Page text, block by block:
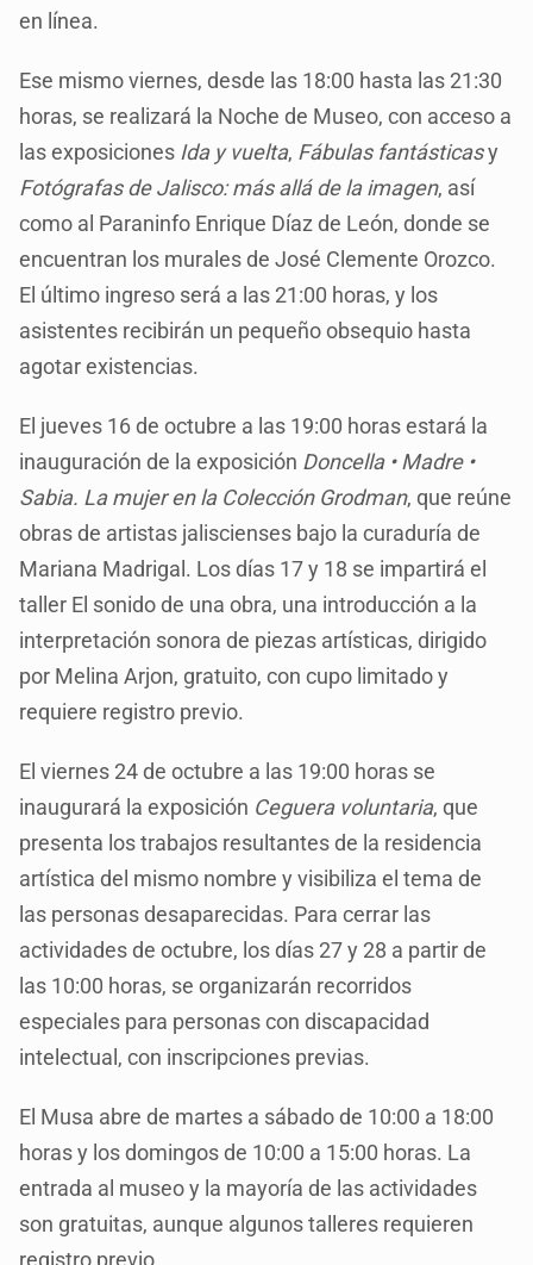
en línea.
Ese mismo viernes, desde las 18:00 hasta las 21:30
horas, se realizará la Noche de Museo, con acceso a
las exposiciones Ida y vuelta, Fábulas fantásticasy
Fotógrafas de Jalisco: más allá de la imagen, así
como al Paraninfo Enrique Díaz de León, donde se
encuentran los murales de José Clemente Orozco.
El último ingreso será a las 21:00 horas, y los
asistentes recibirán un pequeño obsequio hasta
agotar existencias.
El jueves 16 de octubre a las 19:00 horas estará la
inauguración de la exposición Doncella • Madre •
Sabia. La mujer en la Colección Grodman, que reúne
obras de artistas jaliscienses bajo la curaduría de
Mariana Madrigal. Los días 17 y 18 se impartirá el
taller El sonido de una obra, una introducción a la
interpretación sonora de piezas artísticas, dirigido
por Melina Arjon, gratuito, con cupo limitado y
requiere registro previo.
El viernes 24 de octubre a las 19:00 horas se
inaugurará la exposición Ceguera voluntaria, que
presenta los trabajos resultantes de la residencia
artística del mismo nombre y visibiliza el tema de
las personas desaparecidas. Para cerrar las
actividades de octubre, los días 27 y 28 a partir de
las 10:00 horas, se organizarán recorridos
especiales para personas con discapacidad
intelectual, con inscripciones previas.
El Musa abre de martes a sábado de 10:00 a 18:00
horas y los domingos de 10:00 a 15:00 horas. La
entrada al museo y la mayoría de las actividades
son gratuitas, aunque algunos talleres requieren